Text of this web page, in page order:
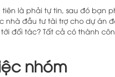
là phải tự tin, sau đó bạn
nhà đầu tư tài trợ cho dự án
đối tác? Tất cả có thành
nhóm